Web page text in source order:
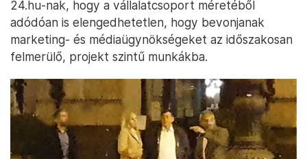
24.hu-nak, hogy a vállalatcsoport méretéből
adódóan is elengedhetetlen, hogy bevonjanak
marketing- és médiaügynökségeket az időszakosan
felmerülő, projekt szintű munkákba.